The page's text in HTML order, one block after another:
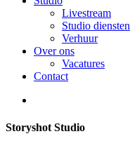
Livestream
Studio diensten
Verhuur
Over ons
Vacatures
Contact
Storyshot Studio